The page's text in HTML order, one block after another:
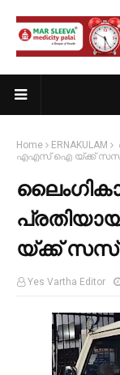
Home ERNAKULAM
എഎസ് ഐ യ്ക്ക്
യ്ക്ക്
Yes Vartha Editor